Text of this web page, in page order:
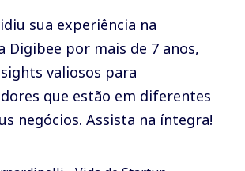
sua experiência na
Digibee por mais de 7 anos,
valiosos para
que estão em diferentes
negócios. Assista na íntegra!